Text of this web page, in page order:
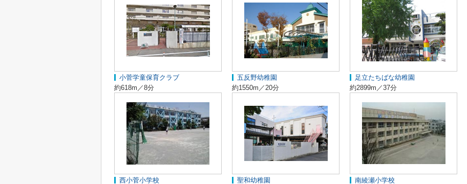
小菅学童保育クラブ
約618m／8分
五反野幼稚園
約1550m／20分
足立たちばな幼稚園
約2899m／37分
西小菅小学校
聖和幼稚園
南綾瀬小学校